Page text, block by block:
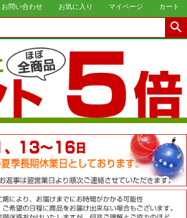
お問い合わせ お気に入り マイページ カート